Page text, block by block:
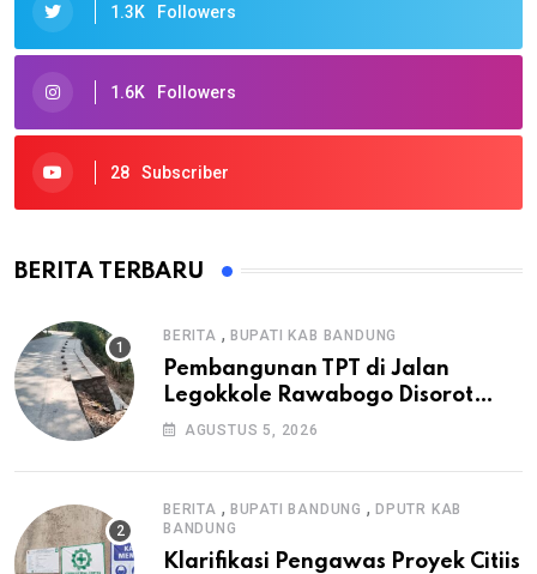
1.3K Followers
1.6K Followers
28 Subscriber
BERITA TERBARU
BERITA , BUPATI KAB BANDUNG
Pembangunan TPT di Jalan
Legokkole Rawabogo Disorot
Warga, Selesai Tanpa Papan
AGUSTUS 5, 2026
BERITA , BUPATI BANDUNG ,DPUTR KAB
BANDUNG
Klarifikasi Pengawas Proyek Citiis